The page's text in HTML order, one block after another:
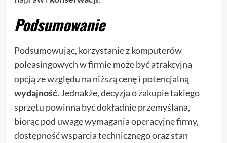
Podsumowanie
Podsumowując, korzystanie z komputerów
poleasingowych w firmie może być atrakcyjną
opcją ze względu na niższą cenę i potencjalną
wydajność. Jednakże, decyzja o zakupie takiego
sprzętu powinna być dokładnie przemyślana,
biorąc pod uwagę wymagania operacyjne firmy,
dostępność wsparcia technicznego oraz stan